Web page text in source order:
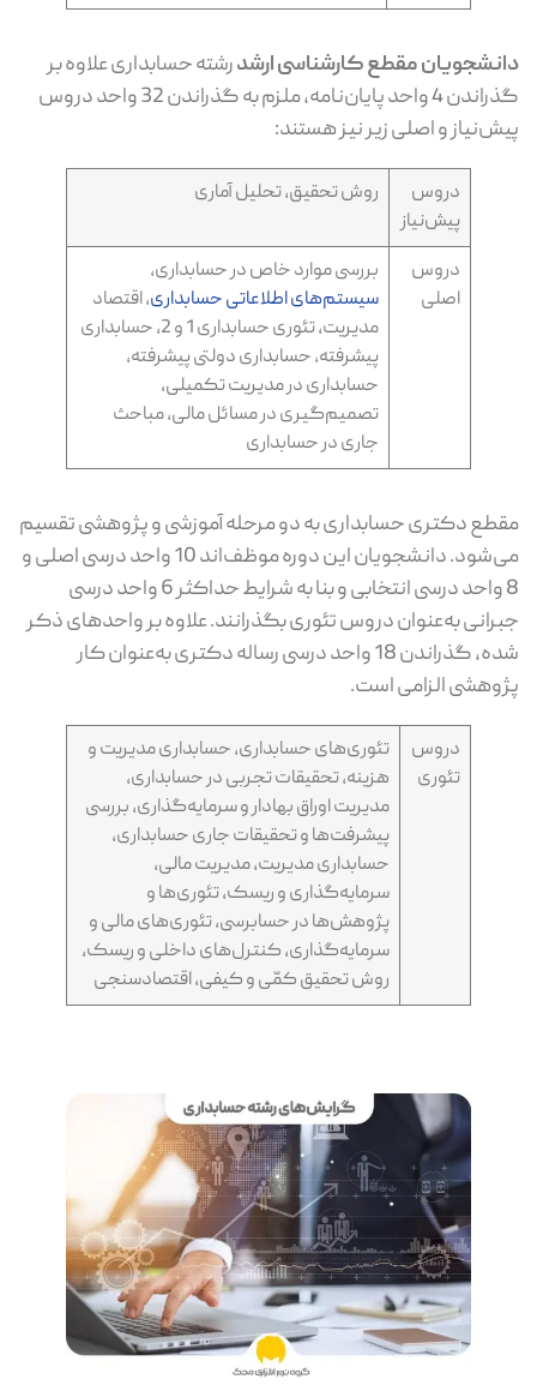
دانشجویان مقطع کارشناسی ارشدرشته حسابداری علاوه بر
گذراندن 4 واحد پایان‌نامه، ملزم به گذراندن 32 واحد دروس
پیش‌نیاز و اصلی زیر نیز هستند:
دروس
پیش‌نیاز
روش تحقیق، تحلیل آماری
دروس
اصلی
بررسی موارد خاص در حسابداری،
سیستم‌های اطلاعاتی حسابداری، اقتصاد
مدیریت، تئوری حسابداری 1 و 2، حسابداری
پیشرفته، حسابداری دولتی پیشرفته،
حسابداری در مدیریت تکمیلی،
تصمیم‌گیری در مسائل مالی، مباحث
جاری در حسابداری
مقطع دکتری حسابداری به دو مرحله آموزشی و پژوهشی تقسیم
می‌شود. دانشجویان این دوره موظف‌اند 10 واحد درسی اصلی و
8 واحد درسی انتخابی و بنا به شرایط حداکثر 6 واحد درسی
جبرانی به‌عنوان دروس تئوری بگذرانند. علاوه بر واحدهای ذکر
شده، گذراندن 18 واحد درسی رساله دکتری به‌عنوان کار
پژوهشی الزامی است.
دروس
تئوری
تئوری‌های حسابداری، حسابداری مدیریت و
هزینه، تحقیقات تجربی در حسابداری،
مدیریت اوراق بهادار و سرمایه‌گذاری، بررسی
پیشرفت‌ها و تحقیقات جاری حسابداری،
حسابداری مدیریت، مدیریت مالی،
سرمایه‌گذاری و ریسک، تئوری‌ها و
پژوهش‌ها در حسابرسی، تئوری‌های مالی و
سرمایه‌گذاری، کنترل‌های داخلی و ریسک،
روش تحقیق کمّی و کیفی، اقتصادسنجی